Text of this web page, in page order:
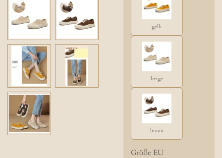
gelb
beige
braun
Größe EU